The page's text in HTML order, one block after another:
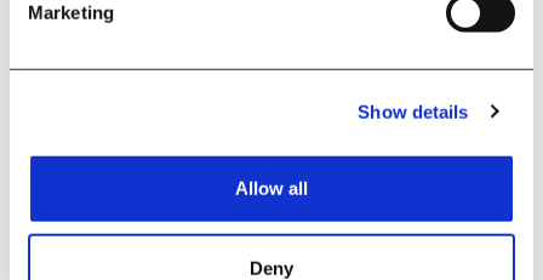
Marketing
Show details
Allow all
Deny